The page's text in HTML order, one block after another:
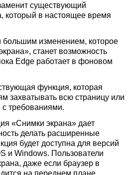
существующий
который в настоящее время
большим изменением, которое
станет возможность
Edge работает в фоновом
функция, которая
захватывать всю страницу или
с требованиями.
«Снимки экрана» дает
делать расширенные
будет доступна для версий
и Windows. Пользователи
даже если браузер в
на переднем плане.